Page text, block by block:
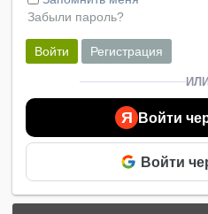
Забыли пароль?
Войти Регистрация
ИЛИ
Я Войти
Войти